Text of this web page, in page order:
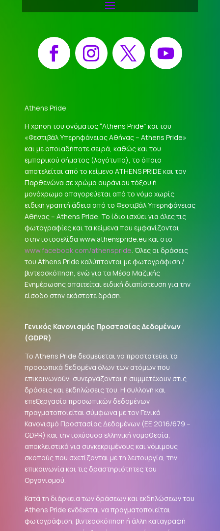
Facebook Instagram X YouTube
Athens Pride
Η χρήση του ονόματος “Athens Pride” και του
«Φεστιβάλ Υπερηφάνειας Αθήνας – Athens Pride»
και με οποιαδήποτε σειρά, καθώς και του
εμπορικού σήματος (λογότυπο), το όποιο
αποτελείται από το κείμενο ATHENS PRIDE και τον
Παρθενώνα σε χρώμα ουράνιου τόξου ή
μονόχρωμο απαγορεύεται από το νόμο χωρίς
ειδική γραπτή άδεια από το Φεστιβάλ Υπερηφάνειας
Αθήνας – Athens Pride. Το ίδιο ισχύει για όλες τις
φωτογραφίες και τα κείμενα που εμφανίζονται
στην ιστοσελίδα www.athenspride.eu και στο
www.facebook.com/athenspride. Όλες οι δράσεις
του Athens Pride καλύπτονται με φωτογράφιση /
βιντεοσκόπηση, ενώ για τα Μέσα Μαζικής
Ενημέρωσης απαιτείται ειδική διαπίστευση για την
είσοδο στην εκάστοτε δράση.
Γενικός Κανονισμός Προστασίας Δεδομένων
(GDPR)
Το Athens Pride δεσμεύεται να προστατεύει τα
προσωπικά δεδομένα όλων των ατόμων που
επικοινωνούν, συνεργάζονται ή συμμετέχουν στις
δράσεις και εκδηλώσεις του. Η συλλογή και
επεξεργασία προσωπικών δεδομένων
πραγματοποιείται σύμφωνα με τον Γενικό
Κανονισμό Προστασίας Δεδομένων (ΕΕ 2016/679 –
GDPR) και την ισχύουσα ελληνική νομοθεσία,
αποκλειστικά για συγκεκριμένους και νόμιμους
σκοπούς που σχετίζονται με τη λειτουργία, την
επικοινωνία και τις δραστηριότητες του
Οργανισμού.
Κατά τη διάρκεια των δράσεων και εκδηλώσεων του
Athens Pride ενδέχεται να πραγματοποιείται
φωτογράφιση, βιντεοσκόπηση ή άλλη καταγραφή